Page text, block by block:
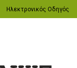
Ηλεκτρονικός Οδηγός